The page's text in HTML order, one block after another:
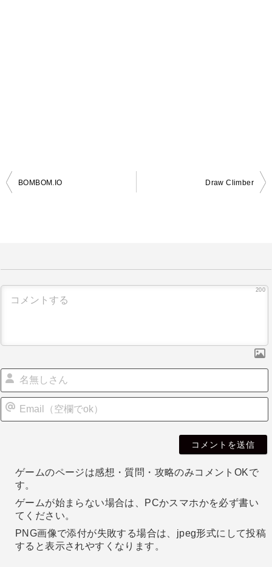
投
ー
シ
BOMBOM.IO Draw Climber
200
ゲームのページは感想・質問・攻略のみコメントOKで
す。
ゲームが始まらない場合は、PCかスマホかを必ず書い
てください。
PNG画像で添付が失敗する場合は、jpeg形式にして投稿
すると表示されやすくなります。